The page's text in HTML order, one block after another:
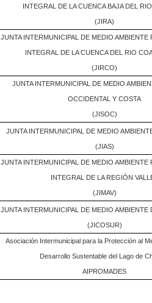
INTEGRAL DE LA CUENCA BAJA DEL
(JIRA)
JUNTA INTERMUNICIPAL DE MEDIO AMBIENTE
INTEGRAL DE LA CUENCA DEL RIO
(JIRCO)
JUNTA INTERMUNICIPAL DE MEDIO
OCCIDENTAL Y COSTA
(JISOC)
JUNTA INTERMUNICIPAL DE MEDIO
(JIAS)
JUNTA INTERMUNICIPAL DE MEDIO AMBIENTE
INTEGRAL DE LA REGIÓN
(JIMAV)
JUNTA INTERMUNICIPAL DE MEDIO AMBIENTE
(JICOSUR)
Asociación Intermunicipal para la Protección al
Desarrollo Sustentable del Lago de
AIPROMADES